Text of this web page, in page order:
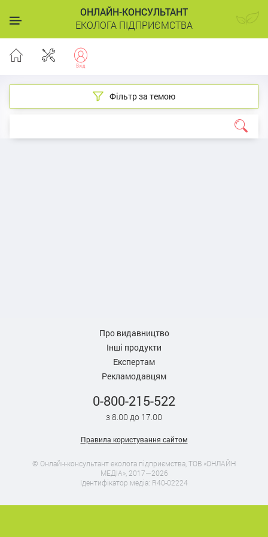
ОНЛАЙН-КОНСУЛЬТАНТ
ЕКОЛОГА ПІДПРИЄМСТВА
Фільтр за темою
Про видавництво
Інші продукти
Експертам
Рекламодавцям
0-800-215-522
з 8.00 до 17.00
Правила користування сайтом
© Онлайн-консультант еколога підприємства, ТОВ «ОНЛАЙН
МЕДІА», 2017—2026
Ідентифікатор медіа: R40-02224